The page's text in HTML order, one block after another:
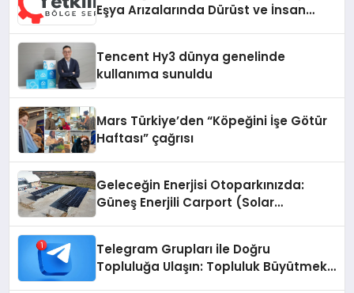
Eşya Arızalarında Dürüst ve İnsan
Tencent Hy3 dünya genelinde
kullanıma sunuldu
Mars Türkiye’den “Köpeğini İşe Götür
Haftası” çağrısı
Geleceğin Enerjisi Otoparkınızda:
Güneş Enerjili Carport (Solar
Telegram Grupları ile Doğru
Topluluğa Ulaşın: Topluluk Büyütmek